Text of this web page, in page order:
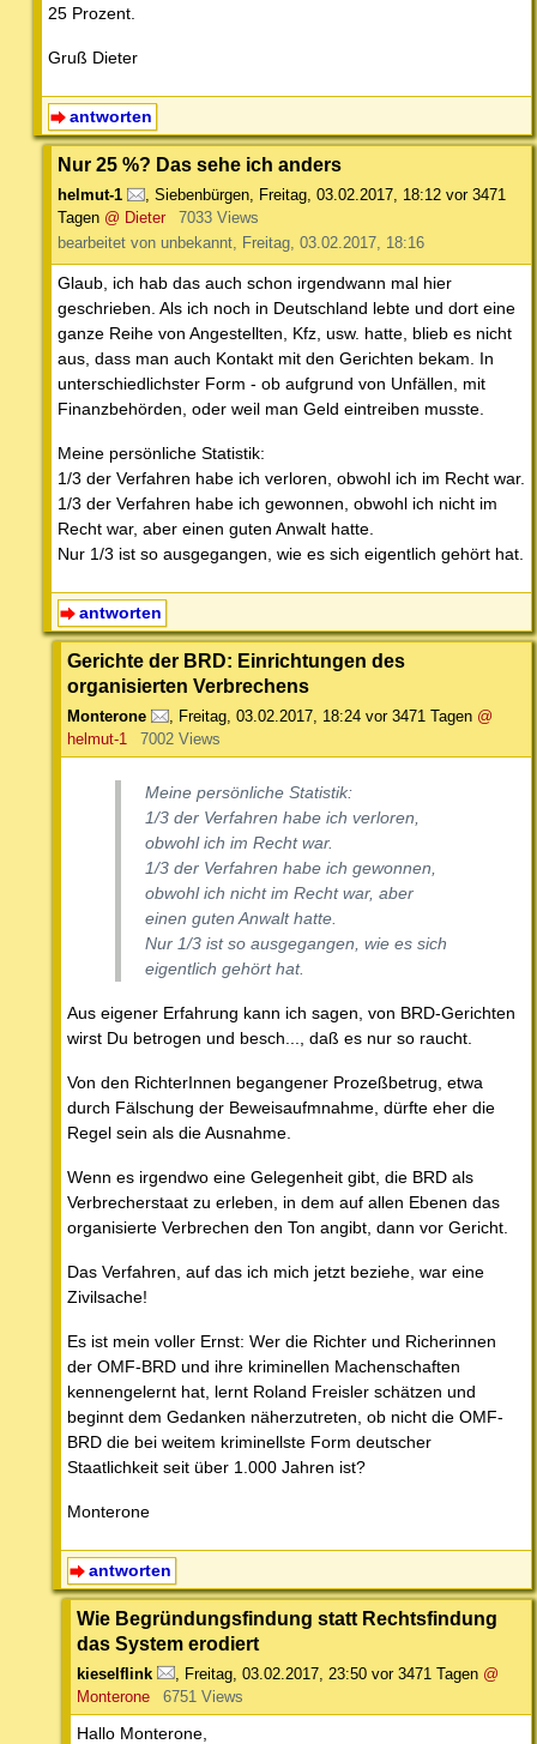
25 Prozent.
Gruß Dieter
antworten
Nur 25 %? Das sehe ich anders
helmut-1 , Siebenbürgen, Freitag, 03.02.2017, 18:12 vor 3471
Tagen @ Dieter
7033 Views
bearbeitet von unbekannt, Freitag, 03.02.2017, 18:16
Glaub, ich hab das auch schon irgendwann mal hier
geschrieben. Als ich noch in Deutschland lebte und dort eine
ganze Reihe von Angestellten, Kfz, usw. hatte, blieb es nicht
aus, dass man auch Kontakt mit den Gerichten bekam. In
unterschiedlichster Form - ob aufgrund von Unfällen, mit
Finanzbehörden, oder weil man Geld eintreiben musste.
Meine persönliche Statistik:
1/3 der Verfahren habe ich verloren, obwohl ich im Recht war.
1/3 der Verfahren habe ich gewonnen, obwohl ich nicht im
Recht war, aber einen guten Anwalt hatte.
Nur 1/3 ist so ausgegangen, wie es sich eigentlich gehört hat.
antworten
Gerichte der BRD: Einrichtungen des
organisierten Verbrechens
Monterone , Freitag, 03.02.2017, 18:24 vor 3471 Tagen @
helmut-1
7002 Views
Meine persönliche Statistik:
1/3 der Verfahren habe ich verloren,
obwohl ich im Recht war.
1/3 der Verfahren habe ich gewonnen,
obwohl ich nicht im Recht war, aber
einen guten Anwalt hatte.
Nur 1/3 ist so ausgegangen, wie es sich
eigentlich gehört hat.
Aus eigener Erfahrung kann ich sagen, von BRD-Gerichten
wirst Du betrogen und besch..., daß es nur so raucht.
Von den RichterInnen begangener Prozeßbetrug, etwa
durch Fälschung der Beweisaufmnahme, dürfte eher die
Regel sein als die Ausnahme.
Wenn es irgendwo eine Gelegenheit gibt, die BRD als
Verbrecherstaat zu erleben, in dem auf allen Ebenen das
organisierte Verbrechen den Ton angibt, dann vor Gericht.
Das Verfahren, auf das ich mich jetzt beziehe, war eine
Zivilsache!
Es ist mein voller Ernst: Wer die Richter und Richerinnen
der OMF-BRD und ihre kriminellen Machenschaften
kennengelernt hat, lernt Roland Freisler schätzen und
beginnt dem Gedanken näherzutreten, ob nicht die OMF-
BRD die bei weitem kriminellste Form deutscher
Staatlichkeit seit über 1.000 Jahren ist?
Monterone
antworten
Wie Begründungsfindung statt Rechtsfindung
das System erodiert
kieselflink Freitag, 03.02.2017, 23:50 vor 3471 Tagen @
Monterone
6751 Views
Hallo Monterone,